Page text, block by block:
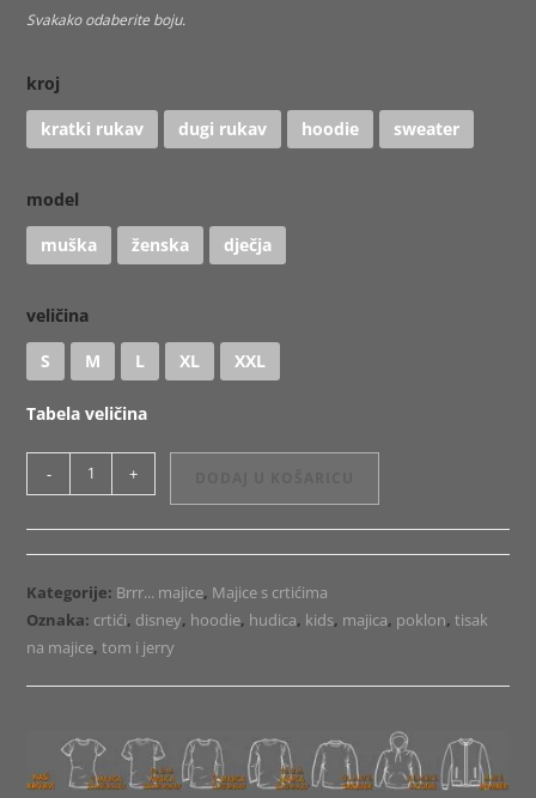
Svakako odaberite boju.
kroj
kratki rukav
dugi rukav hoodie sweater
model
muška
ženska dječja
veličina
S
M L XL XXL
Tabela veličina
ili
Hoodie
Tom
&
Jerry
Santa
- +
Kategorije: Brrr... majice, Majice s crtićima
Oznaka: crtići, disney, hoodie, hudica, kids, majica, poklon,tisak
na majice,tom i jerry